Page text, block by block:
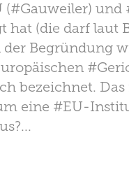
und
hat (die darf laut
Begründung
bezeichnet.
eine #EU-